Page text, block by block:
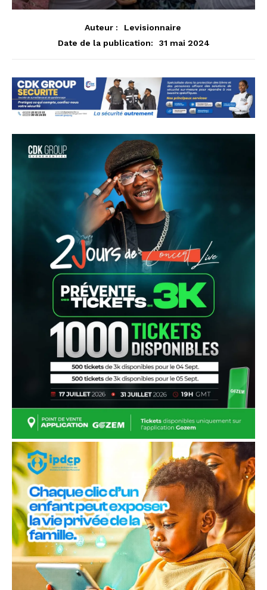
Auteur :
Levisionnaire
Date de la publication:
31 mai 2024